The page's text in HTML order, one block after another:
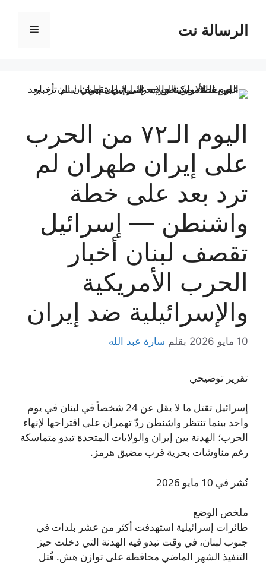
المحتوىالرسالة نت القائمة
اليوم الـ٧٢ من الحرب
على إيران طهران لم
ترد بعد على خطة
واشنطن — إسرائيل
تقصف لبنان أخبار
الحرب الأمريكية
والإسرائيلية ضد إيران
10 مايو 2026 بقلم سارة عبد الله
تقرير توضيحي
إسرائيل تقتل ما لا يقل عن 24 شخصاً في لبنان في يوم
واحد بينما تنتظر واشنطن ردّ تهمران على اقتراحها لإنهاء
الحرب؛ الهدنة بين إيران والولايات المتحدة تبدو متماسكة
رغم مناوشات بحرية قرب مضيق هرمز.
نُشر في 10 مايو 2026
ملخص الوضع
طائرات إسرائيلية استهدفت أكثر من عشر بلدات في
جنوب لبنان، في وقت تبدو فيه الهدنة التي دخلت حيز
التنفيذ الشهر الماضي محافظة على توازن هش. قُتل